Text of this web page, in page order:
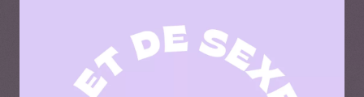
Balados
Reportages